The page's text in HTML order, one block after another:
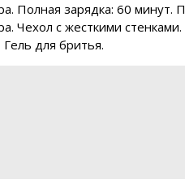
Полная зарядка: 60 минут.
Чехол с жесткими
Гель для бритья.